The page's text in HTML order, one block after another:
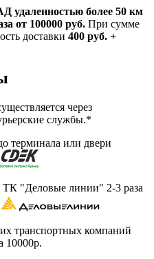
удаленностью более 50 км
от 100000 руб. При сумме
доставки 400 руб. +
через
службы.*
терминала или двери
"Деловые линии" 2-3 раза
транспортных компаний
10000р.